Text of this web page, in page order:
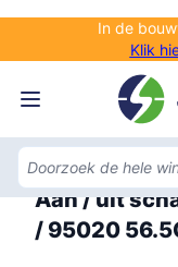
In de
Klik
Aan / uit
/ 95020